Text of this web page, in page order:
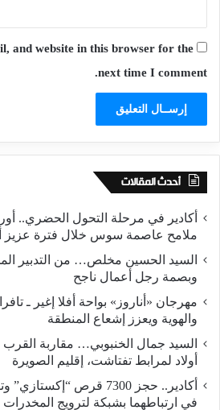
and website in this browser for the
next time I comment.
أحدث المقالات
أكادير في مرحلة التحول الحضري..
ملامح عاصمة سوس خلال فترة عزيز
السيد الحسين مخلص… من التدبير
وبصمة رجل أعمال ناجح
مهرجان «أناروز» بواحة أفلا إغير ـ
والهوية ويعزز إشعاع المنطقة
السيد جمال الخنبوبي… مقاربة القرب
أولاد لمرابط تفتاشت، إقليم الصويرة
أكادير.. حجز 7300 قرص
في ارتباطهما بشبكة لترويج المخدرات